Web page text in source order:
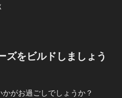
ズをビルドしましょう
がお過ごしでしょうか？